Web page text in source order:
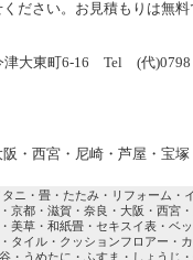
ださい。お見積もりは無料
大東町6-16 Tel (代)0798
・西宮・尼崎・芦屋・宝
ニ・畳・たたみ・リフォーム
京都・滋賀・奈良・大阪・西宮
美草・和紙畳・セキスイ表・ベ
タイル・クッションフロアー・
・うめたに・ふすま・しょうじ